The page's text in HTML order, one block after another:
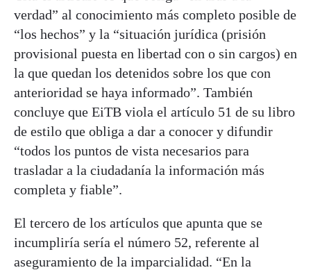
verdad” al conocimiento más completo posible de
“los hechos” y la “situación jurídica (prisión
provisional puesta en libertad con o sin cargos) en
la que quedan los detenidos sobre los que con
anterioridad se haya informado”. También
concluye que EiTB viola el artículo 51 de su libro
de estilo que obliga a dar a conocer y difundir
“todos los puntos de vista necesarios para
trasladar a la ciudadanía la información más
completa y fiable”.
El tercero de los artículos que apunta que se
incumpliría sería el número 52, referente al
aseguramiento de la imparcialidad. “En la